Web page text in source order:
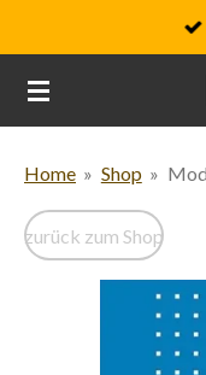
Hauptinhalt
springen
Home » Shop »
zurück zum Shop